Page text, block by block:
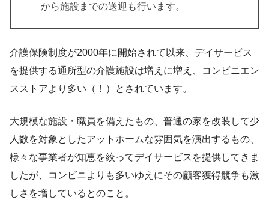
から施設までの送迎も行います。
介護保険制度が2000年に開始されて以来、デイサービス
を提供する通所型の介護施設は増えに増え、コンビニエン
スストアより多い（！）とされています。
大規模な施設・職員を備えたもの、普通の家を改装して少
人数を対象としたアットホームな雰囲気を演出するもの、
様々な事業者が知恵を絞ってデイサービスを提供してきま
したが、コンビニよりも多いゆえにその顧客獲得競争も激
しさを増しているとのこと。